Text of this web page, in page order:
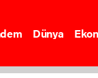
Dünya